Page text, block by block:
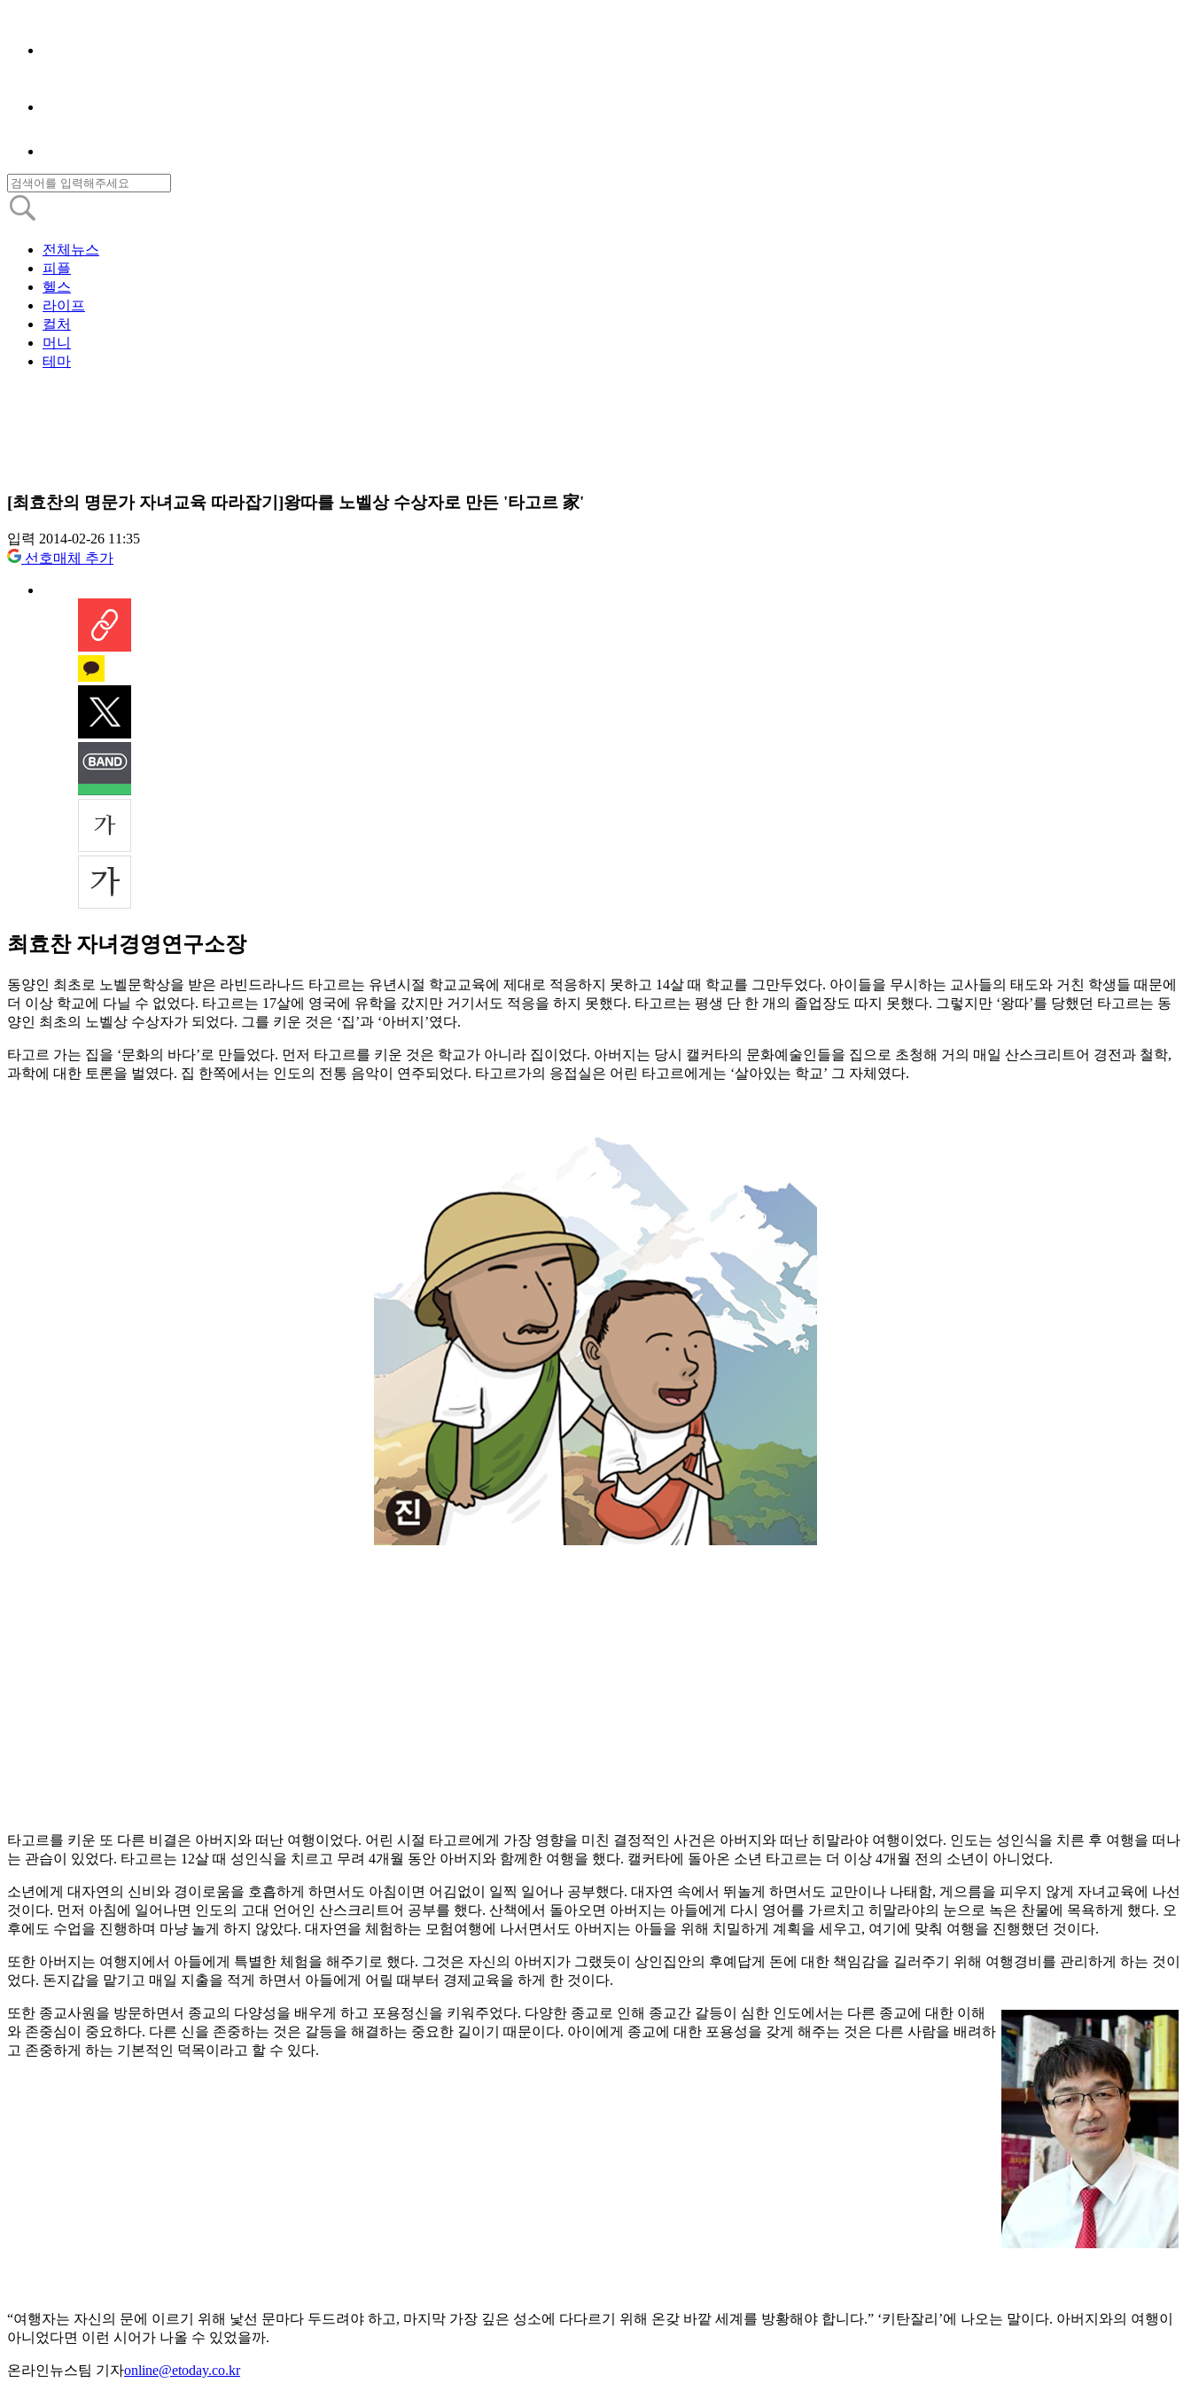
전체뉴스
피플
헬스
라이프
컬처
머니
테마
[최효찬의 명문가 자녀교육 따라잡기]왕따를 노벨상 수상자로 만든 '타고르 家'
입력 2014-02-26 11:35
선호매체 추가
최효찬 자녀경영연구소장
동양인 최초로 노벨문학상을 받은 라빈드라나드 타고르는 유년시절 학교교육에 제대로 적응하지 못하고 14살 때 학교를 그만두었다. 아이들을 무시하는 교사들의 태도와 거친 학생들 때문에
더 이상 학교에 다닐 수 없었다. 타고르는 17살에 영국에 유학을 갔지만 거기서도 적응을 하지 못했다. 타고르는 평생 단 한 개의 졸업장도 따지 못했다. 그렇지만 ‘왕따’를 당했던 타고르는 동
양인 최초의 노벨상 수상자가 되었다. 그를 키운 것은 ‘집’과 ‘아버지’였다.
타고르 가는 집을 ‘문화의 바다’로 만들었다. 먼저 타고르를 키운 것은 학교가 아니라 집이었다. 아버지는 당시 캘커타의 문화예술인들을 집으로 초청해 거의 매일 산스크리트어 경전과 철학,
과학에 대한 토론을 벌였다. 집 한쪽에서는 인도의 전통 음악이 연주되었다. 타고르가의 응접실은 어린 타고르에게는 ‘살아있는 학교’ 그 자체였다.
타고르를 키운 또 다른 비결은 아버지와 떠난 여행이었다. 어린 시절 타고르에게 가장 영향을 미친 결정적인 사건은 아버지와 떠난 히말라야 여행이었다. 인도는 성인식을 치른 후 여행을 떠나
는 관습이 있었다. 타고르는 12살 때 성인식을 치르고 무려 4개월 동안 아버지와 함께한 여행을 했다. 캘커타에 돌아온 소년 타고르는 더 이상 4개월 전의 소년이 아니었다.
소년에게 대자연의 신비와 경이로움을 호흡하게 하면서도 아침이면 어김없이 일찍 일어나 공부했다. 대자연 속에서 뛰놀게 하면서도 교만이나 나태함, 게으름을 피우지 않게 자녀교육에 나선
것이다. 먼저 아침에 일어나면 인도의 고대 언어인 산스크리트어 공부를 했다. 산책에서 돌아오면 아버지는 아들에게 다시 영어를 가르치고 히말라야의 눈으로 녹은 찬물에 목욕하게 했다. 오
후에도 수업을 진행하며 마냥 놀게 하지 않았다. 대자연을 체험하는 모험여행에 나서면서도 아버지는 아들을 위해 치밀하게 계획을 세우고, 여기에 맞춰 여행을 진행했던 것이다.
또한 아버지는 여행지에서 아들에게 특별한 체험을 해주기로 했다. 그것은 자신의 아버지가 그랬듯이 상인집안의 후예답게 돈에 대한 책임감을 길러주기 위해 여행경비를 관리하게 하는 것이
었다. 돈지갑을 맡기고 매일 지출을 적게 하면서 아들에게 어릴 때부터 경제교육을 하게 한 것이다.
또한 종교사원을 방문하면서 종교의 다양성을 배우게 하고 포용정신을 키워주었다. 다양한 종교로 인해 종교간 갈등이 심한 인도에서는 다른 종교에 대한 이해
와 존중심이 중요하다. 다른 신을 존중하는 것은 갈등을 해결하는 중요한 길이기 때문이다. 아이에게 종교에 대한 포용성을 갖게 해주는 것은 다른 사람을 배려하
고 존중하게 하는 기본적인 덕목이라고 할 수 있다.
“여행자는 자신의 문에 이르기 위해 낯선 문마다 두드려야 하고, 마지막 가장 깊은 성소에 다다르기 위해 온갖 바깥 세계를 방황해야 합니다.” ‘키탄잘리’에 나오는 말이다. 아버지와의 여행이
아니었다면 이런 시어가 나올 수 있었을까.
온라인뉴스팀 기자online@etoday.co.kr